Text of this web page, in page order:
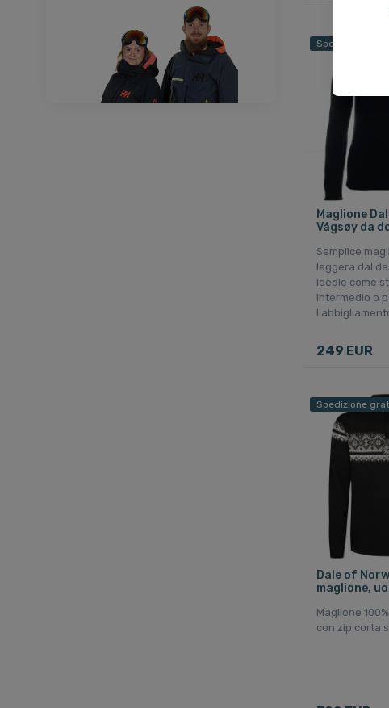
Spedizione
Maglione
Vågsøy da
Semplice
leggera dal
Ideale come
intermedio o
249 EUR
Spedizione
Dale of
maglione,
Maglione
con zip corta